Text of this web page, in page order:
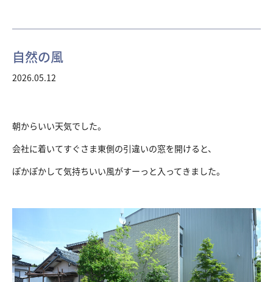
自然の風
2026.05.12
朝からいい天気でした。
会社に着いてすぐさま東側の引違いの窓を開けると、
ぽかぽかして気持ちいい風がすーっと入ってきました。